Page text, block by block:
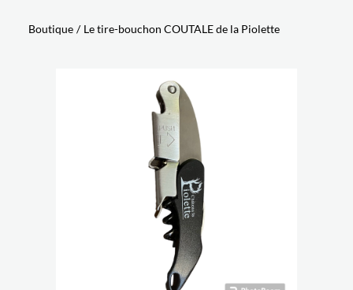
Boutique / Le tire-bouchon COUTALE de la Piolette